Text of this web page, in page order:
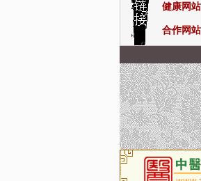
健康网站
合作网站